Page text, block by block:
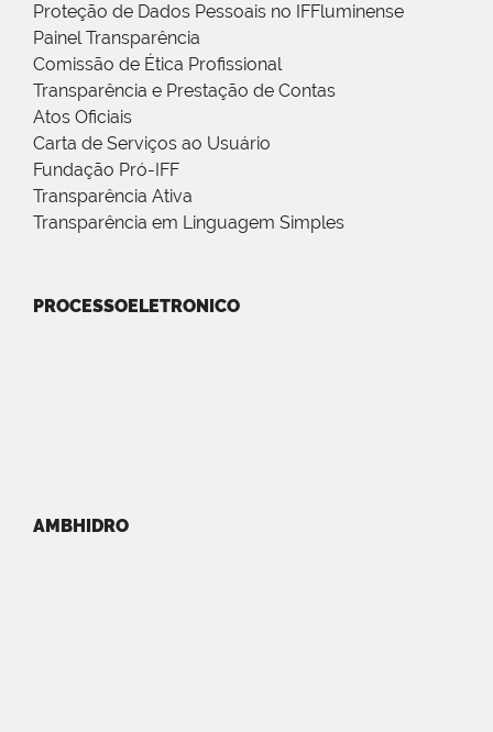
Proteção de Dados Pessoais no IFFluminense
Painel Transparência
Comissão de Ética Profissional
Transparência e Prestação de Contas
Atos Oficiais
Carta de Serviços ao Usuário
Fundação Pró-IFF
Transparência Ativa
Transparência em Linguagem Simples
PROCESSOELETRONICO
AMBHIDRO